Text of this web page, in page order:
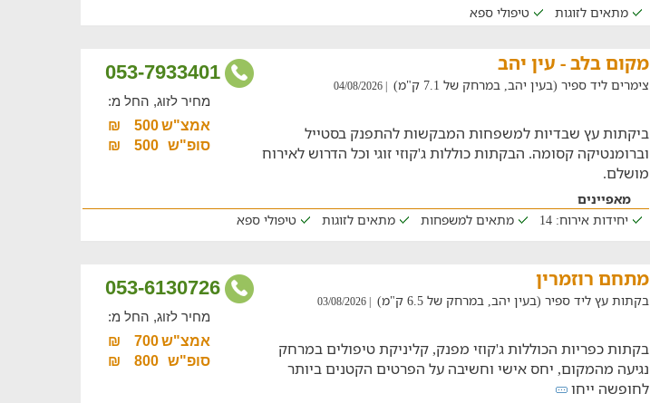
מתאים לזוגות
טיפולי ספא
053-7933401 מקום בלב - עין יהב
צימרים ליד ספיר (בעין יהב, במרחק של 7.1 ק"מ) | 04/08/2026
ביקתות עץ שבדיות למשפחות המבקשות להתפנק בסטייל
וברומנטיקה קסומה. הבקתות כוללות ג'קוזי זוגי וכל הדרוש לאירוח
מושלם.
מחיר לזוג, החל מ:
אמצ"ש500
₪
סופ"ש
500
₪
מאפיינים
יחידות אירוח: 14
מתאים למשפחות מתאים לזוגות טיפולי ספא
053-6130726 מתחם רוזמרין
בקתות עץ ליד ספיר (בעין יהב, במרחק של 6.5 ק"מ) | 03/08/2026
בקתות כפריות הכוללות ג'קוזי מפנק, קליניקת טיפולים במרחק
נגיעה מהמקום, יחס אישי וחשיבה על הפרטים הקטנים ביותר
לחופשה ייחו
מחיר לזוג, החל מ:
אמצ"ש700
₪
סופ"ש
800
₪